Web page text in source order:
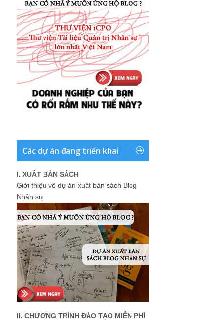
Các dự án đang triển khai
I. XUẤT BẢN SÁCH
Giới thiệu về dự án xuất bản sách Blog
Nhân sự
II. CHƯƠNG TRÌNH ĐÀO TẠO MIỄN PHÍ